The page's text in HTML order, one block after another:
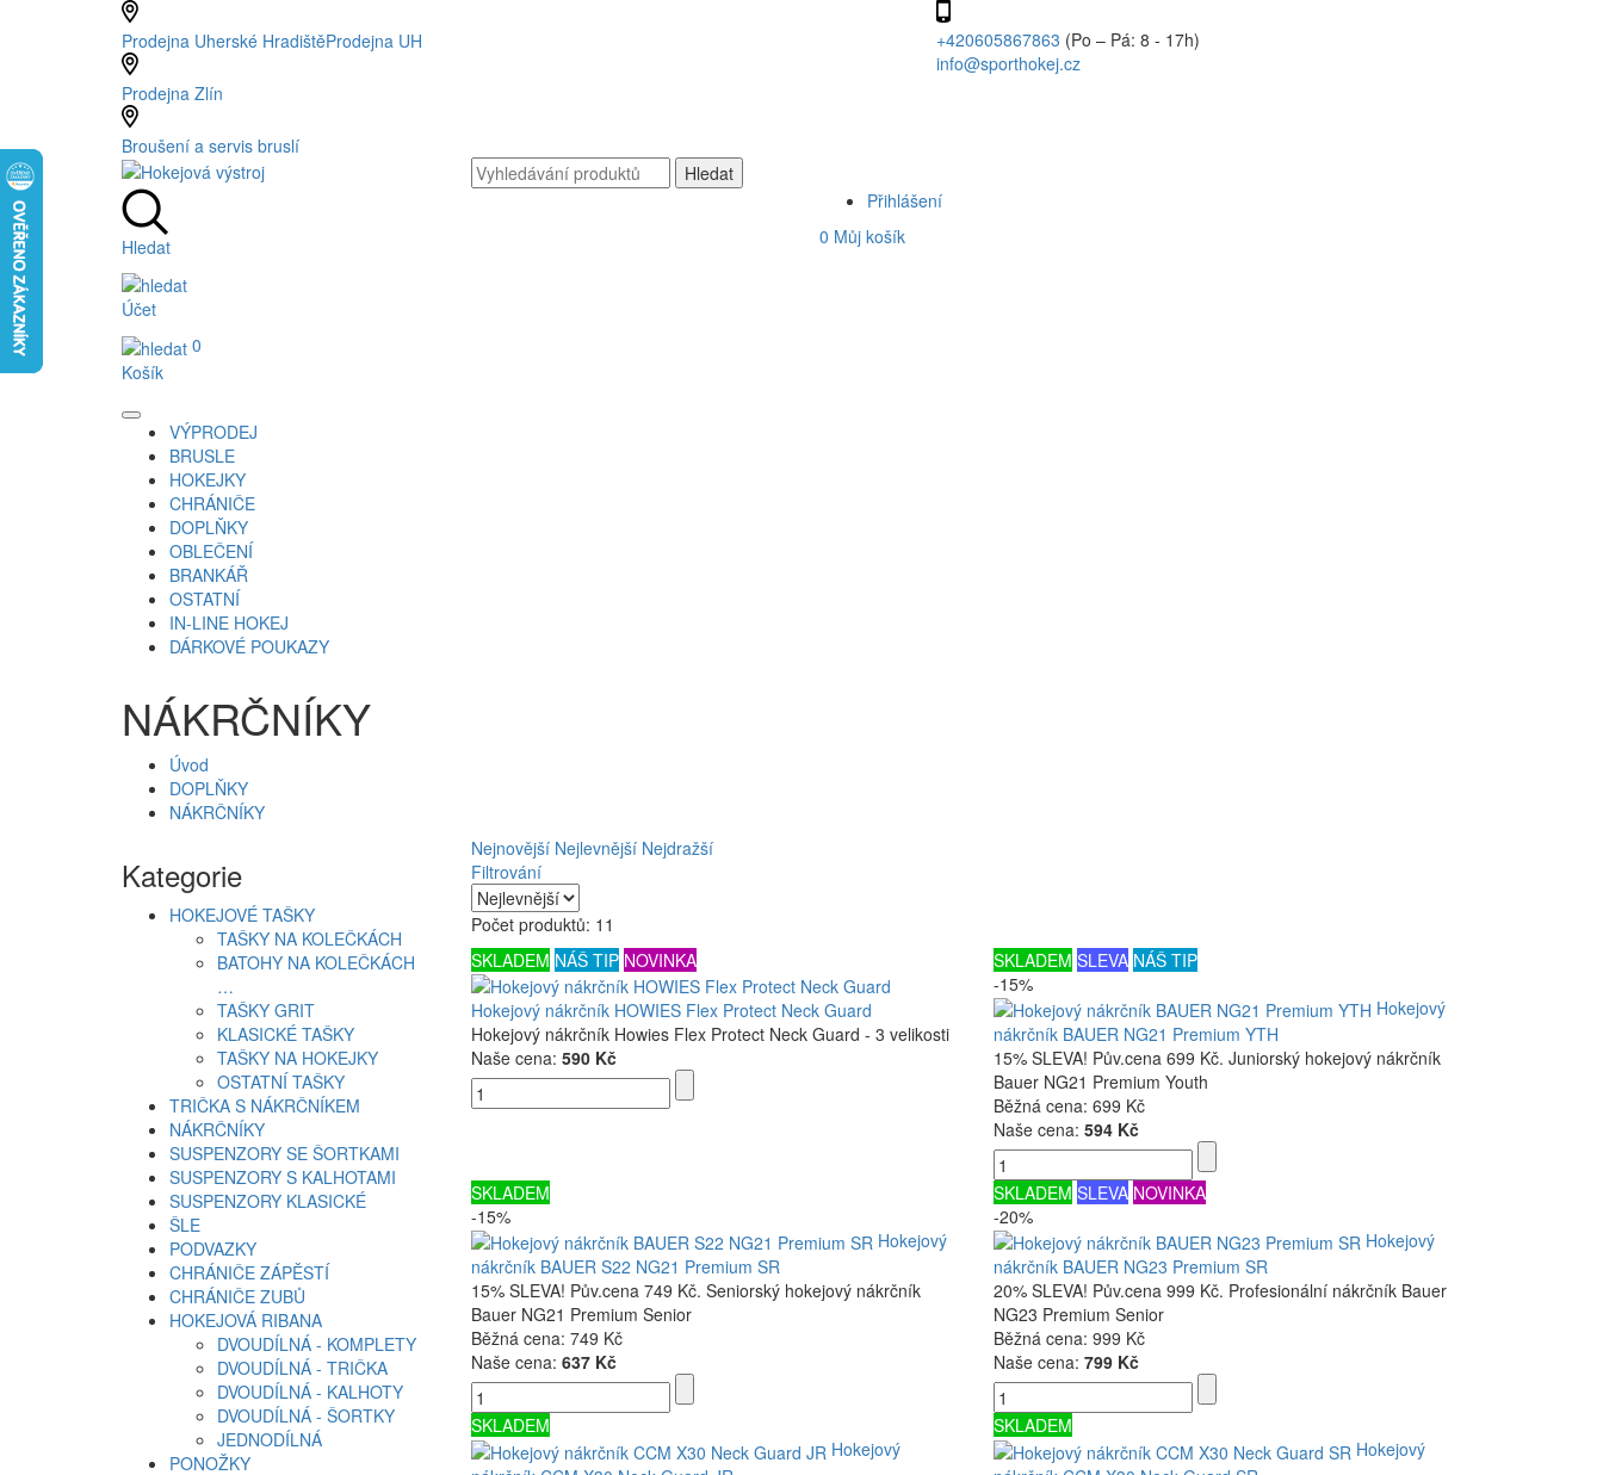
Prodejna Uherské HradištěProdejna UH
Prodejna Zlín
Broušení a servis bruslí
+420605867863 (Po – Pá: 8 - 17h)
info@sporthokej.cz
Hledat
Účet
0
Košík
Přihlášení
0 Můj košík
VÝPRODEJ
BRUSLE
HOKEJKY
CHRÁNIČE
DOPLŇKY
OBLEČENÍ
BRANKÁŘ
OSTATNÍ
IN-LINE HOKEJ
DÁRKOVÉ POUKAZY
NÁKRČNÍKY
Úvod
DOPLŇKY
NÁKRČNÍKY
Kategorie
HOKEJOVÉ TAŠKY
TAŠKY NA KOLEČKÁCH
BATOHY NA KOLEČKÁCH
…
TAŠKY GRIT
KLASICKÉ TAŠKY
TAŠKY NA HOKEJKY
OSTATNÍ TAŠKY
TRIČKA S NÁKRČNÍKEM
NÁKRČNÍKY
SUSPENZORY SE ŠORTKAMI
SUSPENZORY S KALHOTAMI
SUSPENZORY KLASICKÉ
ŠLE
PODVAZKY
CHRÁNIČE ZÁPĚSTÍ
CHRÁNIČE ZUBŮ
HOKEJOVÁ RIBANA
DVOUDÍLNÁ - KOMPLETY
DVOUDÍLNÁ - TRIČKA
DVOUDÍLNÁ - KALHOTY
DVOUDÍLNÁ - ŠORTKY
JEDNODÍLNÁ
PONOŽKY
Nejnovější Nejlevnější Nejdražší
Filtrování
Počet produktů: 11
SKLADEM NÁŠ TIP NOVINKA
Hokejový nákrčník HOWIES Flex Protect Neck Guard
Hokejový nákrčník Howies Flex Protect Neck Guard - 3 velikosti
Naše cena: 590 Kč
SKLADEM SLEVA NÁŠ TIP
-15%
Hokejový
nákrčník BAUER NG21 Premium YTH
15% SLEVA! Pův.cena 699 Kč. Juniorský hokejový nákrčník
Bauer NG21 Premium Youth
Běžná cena:699 Kč
Naše cena:594 Kč
SKLADEM
-15%
Hokejový
nákrčník BAUER S22 NG21 Premium SR
15% SLEVA! Pův.cena 749 Kč. Seniorský hokejový nákrčník
Bauer NG21 Premium Senior
Běžná cena: 749 Kč
Naše cena: 637 Kč
SKLADEM SLEVA NOVINKA
-20%
Hokejový
nákrčník BAUER NG23 Premium SR
20% SLEVA! Pův.cena 999 Kč. Profesionální nákrčník Bauer
NG23 Premium Senior
Běžná cena:999 Kč
Naše cena:799 Kč
SKLADEM
Hokejový
SKLADEM
Hokejový